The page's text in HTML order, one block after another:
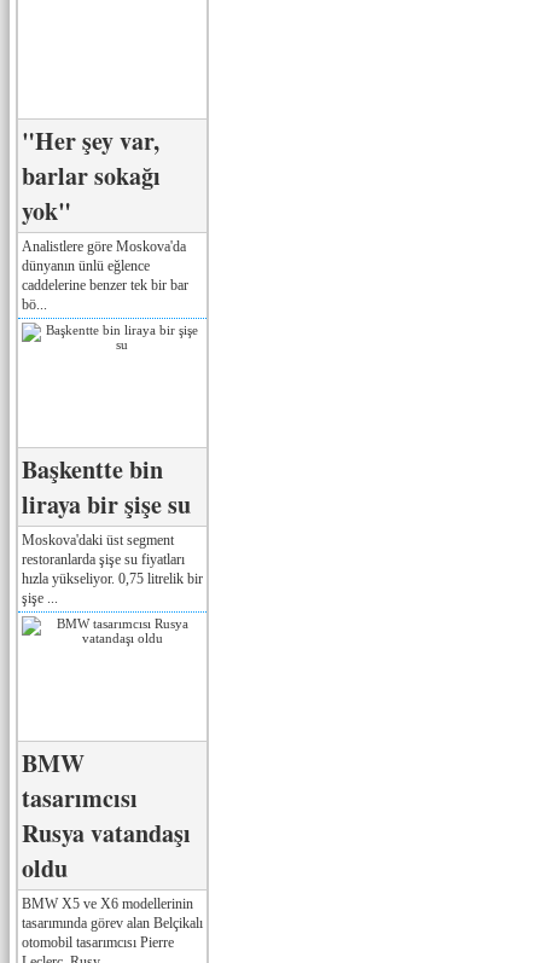
"Her şey var,
barlar sokağı
yok"
Analistlere göre Moskova'da
dünyanın ünlü eğlence
caddelerine benzer tek bir bar
bö...
Başkentte bin
liraya bir şişe su
Moskova'daki üst segment
restoranlarda şişe su fiyatları
hızla yükseliyor. 0,75 litrelik bir
şişe ...
BMW
tasarımcısı
Rusya vatandaşı
oldu
BMW X5 ve X6 modellerinin
tasarımında görev alan Belçikalı
otomobil tasarımcısı Pierre